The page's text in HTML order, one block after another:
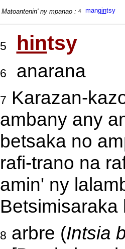
Matoantenin' ny mpanao : 4 mangintsy
5 hintsy
6 anarana
7 Karazan-
ambany any
betsaka no
rafi-trano na
amin' ny
8 arbre (Intsia